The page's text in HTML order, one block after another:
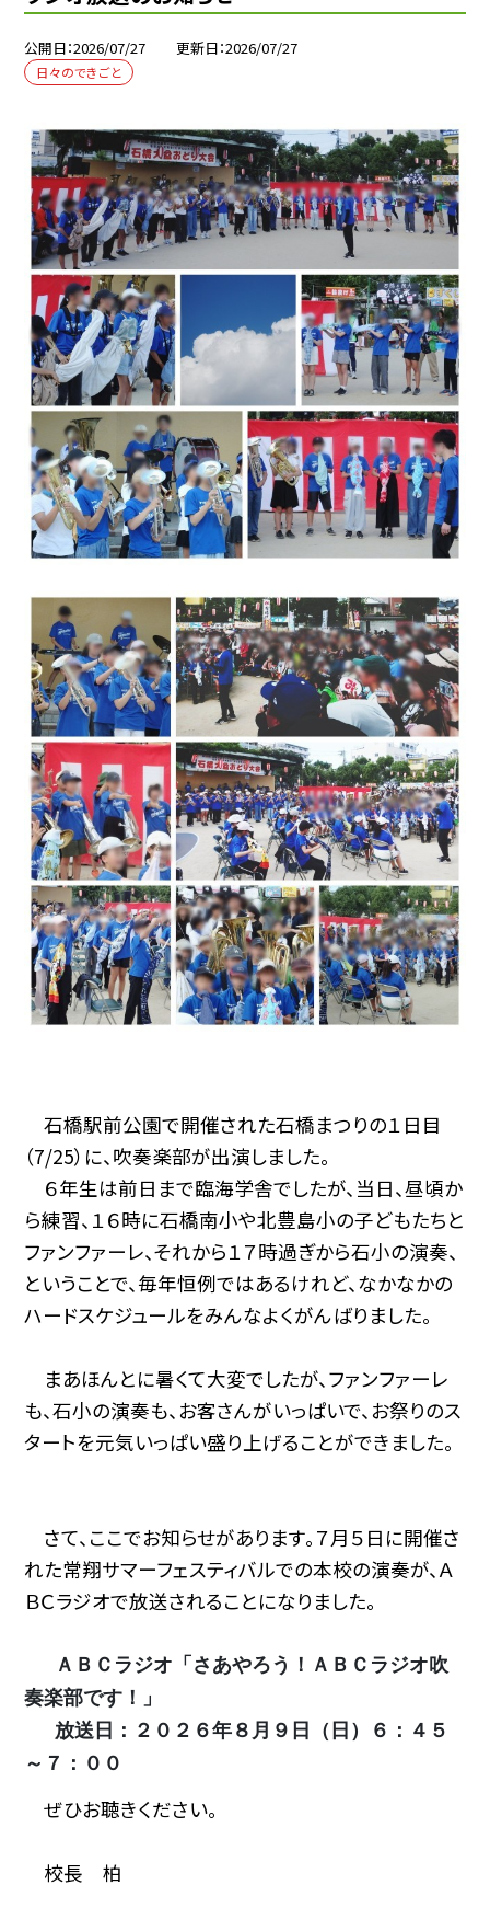
公開日 2026/07/27 更新日 2026/07/27
日々のできごと
石橋駅前公園で開催された石橋まつりの１日目
（7/25）に、吹奏楽部が出演しました。
６年生は前日まで臨海学舎でしたが、当日、昼頃か
ら練習、１６時に石橋南小や北豊島小の子どもたちと
ファンファーレ、それから１７時過ぎから石小の演奏、
ということで、毎年恒例ではあるけれど、なかなかの
ハードスケジュールをみんなよくがんばりました。
まあほんとに暑くて大変でしたが、ファンファーレ
も、石小の演奏も、お客さんがいっぱいで、お祭りのス
タートを元気いっぱい盛り上げることができました。
さて、ここでお知らせがあります。７月５日に開催さ
れた常翔サマーフェスティバルでの本校の演奏が、Ａ
ＢＣラジオで放送されることになりました。
ＡＢＣラジオ「さあやろう！ＡＢＣラジオ吹
奏楽部です！」
放送日：２０２６年８月９日（日）６：４５
～７：００
ぜひお聴きください。
校長 柏